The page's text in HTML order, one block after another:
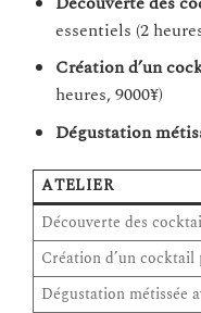
essentiels (2
Création d’un
heures, 9000¥)
Dégustation
ATELIER
Découverte des
Création d’un cocktail
Dégustation métissée